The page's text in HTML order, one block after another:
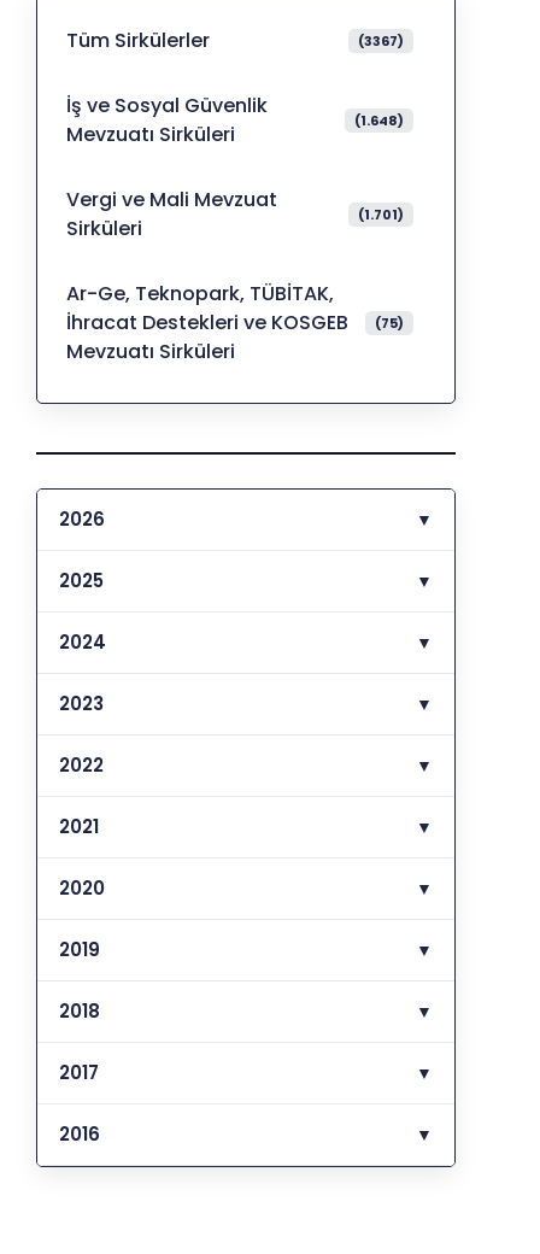
Tüm Sirkülerler (3367)
İş ve Sosyal Güvenlik
Mevzuatı Sirküleri
(1.648)
Vergi ve Mali Mevzuat
Sirküleri
(1.701)
Ar-Ge, Teknopark, TÜBİTAK,
İhracat Destekleri ve KOSGEB
Mevzuatı Sirküleri
(75)
2026 ▼
2025 ▼
2024 ▼
2023 ▼
2022 ▼
2021 ▼
2020 ▼
2019 ▼
2018 ▼
2017 ▼
2016 ▼